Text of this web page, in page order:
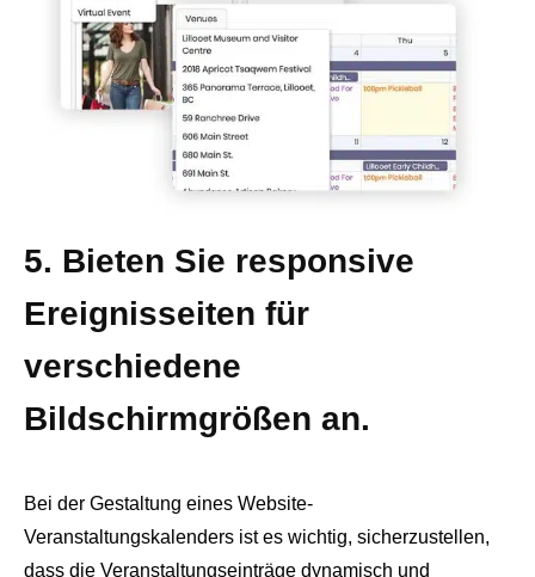
5. Bieten Sie responsive
Ereignisseiten für
verschiedene
Bildschirmgrößen an.
Bei der Gestaltung eines Website-
Veranstaltungskalenders ist es wichtig, sicherzustellen,
dass die Veranstaltungseinträge dynamisch und